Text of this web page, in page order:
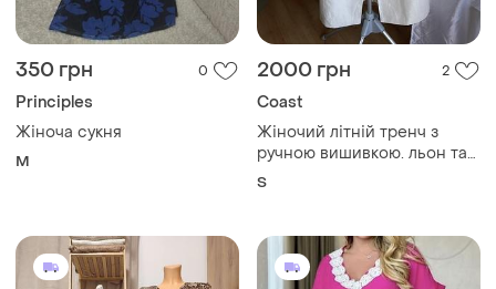
Жіноча сукня
M
Жіночий літній тренч з
ручною вишивкою. льон та
шовк.
S